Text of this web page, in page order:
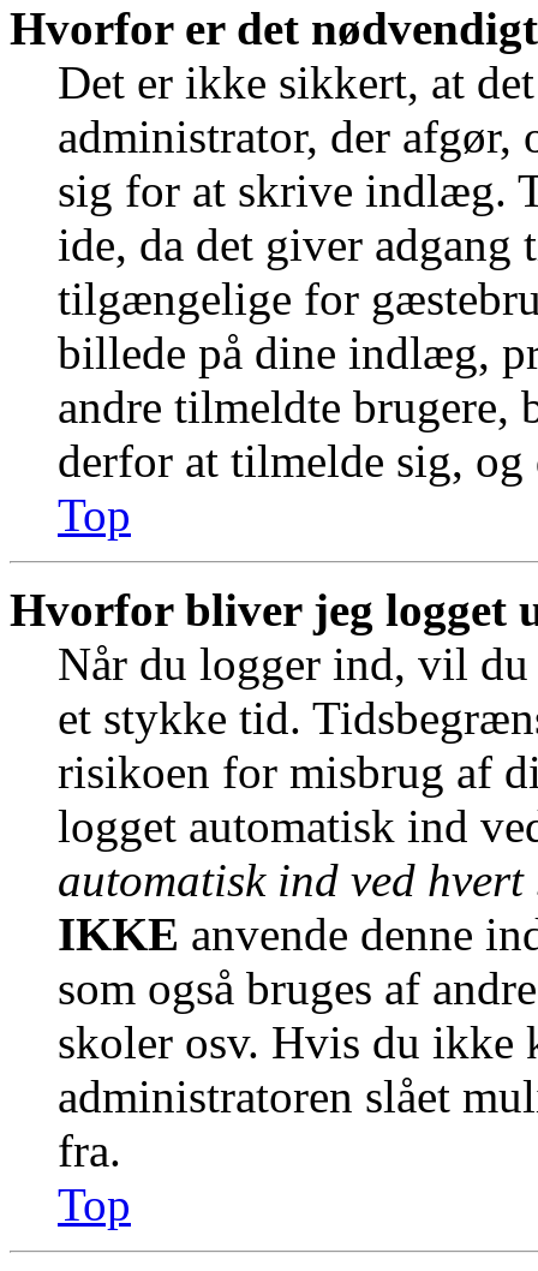
Hvorfor er det
Det er ikke sikkert, at
administrator, der afgør,
sig for at skrive indlæg.
ide, da det giver
tilgængelige for
billede på dine indlæg,
andre tilmeldte brugere,
derfor at tilmelde sig,
Top
Hvorfor bliver jeg logget
Når du logger ind, vil
et stykke tid.
risikoen for misbrug af
logget automatisk ind
automatisk ind ved hvert
IKKE anvende denne
som også bruges af
skoler osv. Hvis du ikke
administratoren slået
fra.
Top